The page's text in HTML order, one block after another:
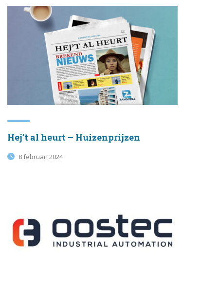
Hej’t al heurt – Huizenprijzen
8 februari 2024